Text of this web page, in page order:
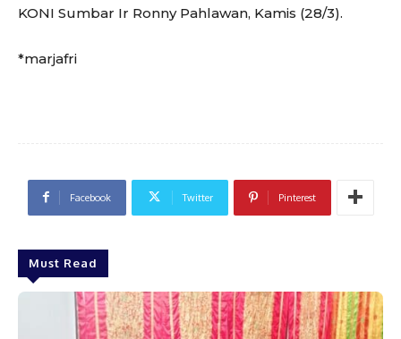
KONI Sumbar Ir Ronny Pahlawan, Kamis (28/3).
*marjafri
Facebook Twitter Pinterest
Must Read